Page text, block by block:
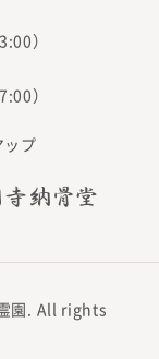
）
）
ップ
園. All rights